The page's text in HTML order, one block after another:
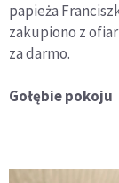
papieża
zakupiono z
za darmo.
Gołębie pokoju